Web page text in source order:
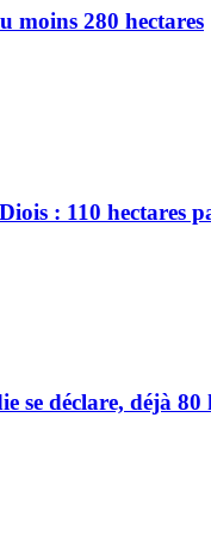
moins 280 hectares
: 110 hectares
se déclare, déjà 80